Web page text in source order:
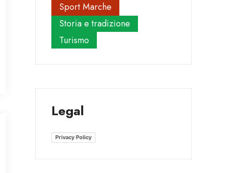
Sport Marche
Storia e tradizione
Turismo
Legal
Privacy Policy